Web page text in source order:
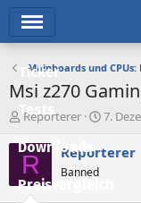
Ticker
Tests
Downloads
Preisvergleich
Mainboards und CPUs:
Msi z270
E
s
t
e
Reporterer
E
s
7.
R Reporterer
Banned